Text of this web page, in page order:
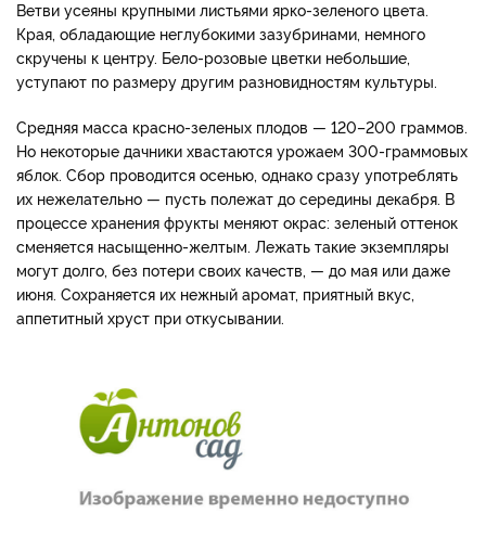
Ветви усеяны крупными листьями ярко-зеленого цвета.
Края, обладающие неглубокими зазубринами, немного
скручены к центру. Бело-розовые цветки небольшие,
уступают по размеру другим разновидностям культуры.
Средняя масса красно-зеленых плодов — 120–200 граммов.
Но некоторые дачники хвастаются урожаем 300-граммовых
яблок. Сбор проводится осенью, однако сразу употреблять
их нежелательно — пусть полежат до середины декабря. В
процессе хранения фрукты меняют окрас: зеленый оттенок
сменяется насыщенно-желтым. Лежать такие экземпляры
могут долго, без потери своих качеств, — до мая или даже
июня. Сохраняется их нежный аромат, приятный вкус,
аппетитный хруст при откусывании.